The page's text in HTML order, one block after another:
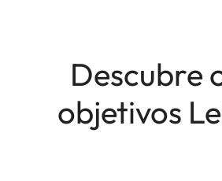
Descubre
objetivos